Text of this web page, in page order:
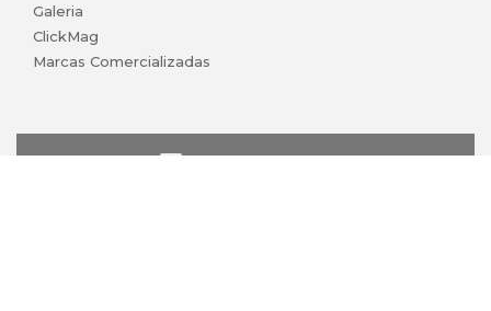
Galeria
ClickMag
Marcas Comercializadas
lojaonline@colorfoto.pt